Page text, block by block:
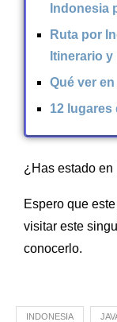
Indonesia
Ruta por
Itinerario
Qué ver
12 lugares
¿Has estado
Espero que
visitar este
conocerlo.
INDONESIA